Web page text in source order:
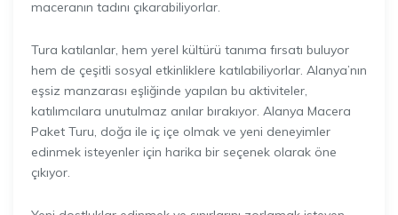
maceranın tadını çıkarabiliyorlar.
Tura katılanlar, hem yerel kültürü tanıma fırsatı buluyor
hem de çeşitli sosyal etkinliklere katılabiliyorlar. Alanya’nın
eşsiz manzarası eşliğinde yapılan bu aktiviteler,
katılımcılara unutulmaz anılar bırakıyor. Alanya Macera
Paket Turu, doğa ile iç içe olmak ve yeni deneyimler
edinmek isteyenler için harika bir seçenek olarak öne
çıkıyor.